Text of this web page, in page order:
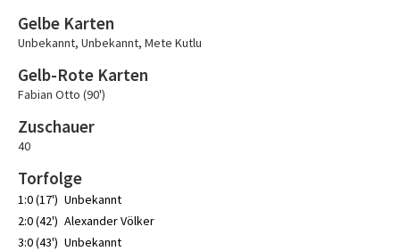
Gelbe Karten
Unbekannt, Unbekannt, Mete Kutlu
Gelb-Rote Karten
Fabian Otto (90')
Zuschauer
40
Torfolge
1:0 (17') Unbekannt
2:0 (42') Alexander Völker
3:0 (43') Unbekannt